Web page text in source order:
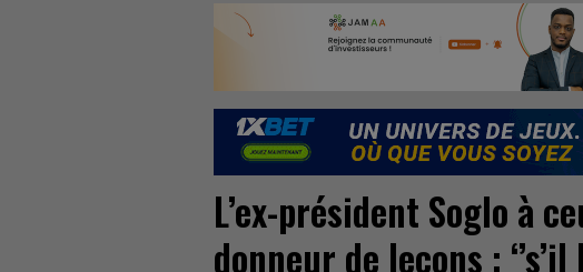
L’ex-président Soglo à
donneur de leçons :